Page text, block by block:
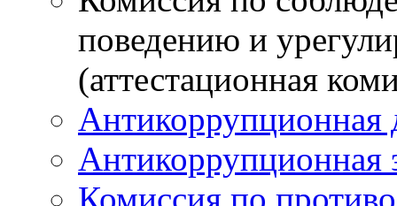
поведению и
(аттестационная
Антикоррупционная
Антикоррупционная